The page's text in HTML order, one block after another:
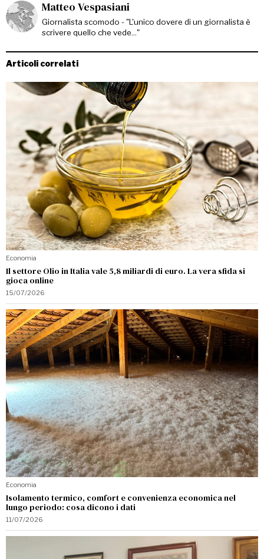
Matteo Vespasiani
Giornalista scomodo - "L'unico dovere di un giornalista è
scrivere quello che vede..."
Articoli correlati
Economia
Il settore Olio in Italia vale 5,8 miliardi di euro. La vera sfida si
gioca online
15/07/2026
Economia
Isolamento termico, comfort e convenienza economica nel
lungo periodo: cosa dicono i dati
11/07/2026